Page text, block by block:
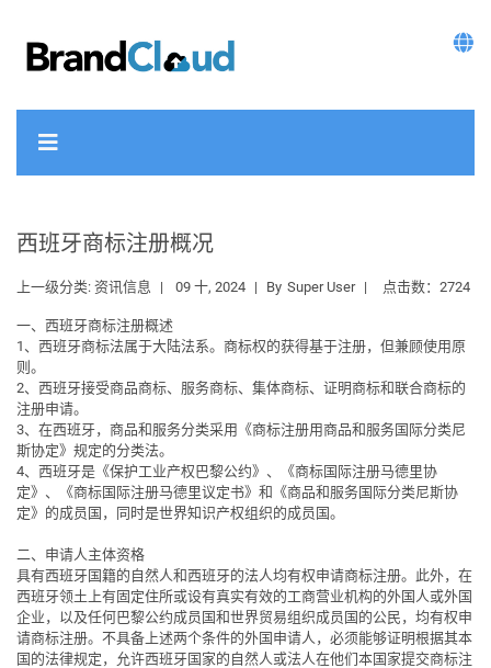
西班牙商标注册概况
上一级分类: 资讯信息 09 十, 2024 By Super User 点击数：2724
一、西班牙商标注册概述
1、西班牙商标法属于大陆法系。商标权的获得基于注册，但兼顾使用原
则。
2、西班牙接受商品商标、服务商标、集体商标、证明商标和联合商标的
注册申请。
3、在西班牙，商品和服务分类采用《商标注册用商品和服务国际分类尼
斯协定》规定的分类法。
4、西班牙是《保护工业产权巴黎公约》、《商标国际注册马德里协
定》、《商标国际注册马德里议定书》和《商品和服务国际分类尼斯协
定》的成员国，同时是世界知识产权组织的成员国。
二、申请人主体资格
具有西班牙国籍的自然人和西班牙的法人均有权申请商标注册。此外，在
西班牙领土上有固定住所或设有真实有效的工商营业机构的外国人或外国
企业，以及任何巴黎公约成员国和世界贸易组织成员国的公民，均有权申
请商标注册。不具备上述两个条件的外国申请人，必须能够证明根据其本
国的法律规定，允许西班牙国家的自然人或法人在他们本国家提交商标注